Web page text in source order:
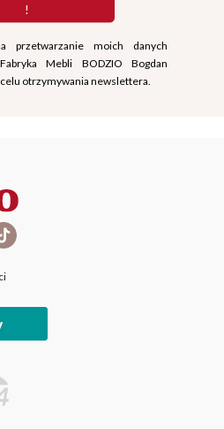
!
przetwarzanie moich danych
Mebli BODZIO Bogdan
celu otrzymywania newslettera.